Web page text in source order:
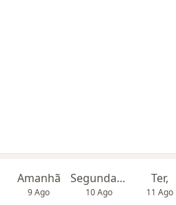
Amanhã
9 Ago
Segunda-feira
10 Ago
Ter,
11 Ago